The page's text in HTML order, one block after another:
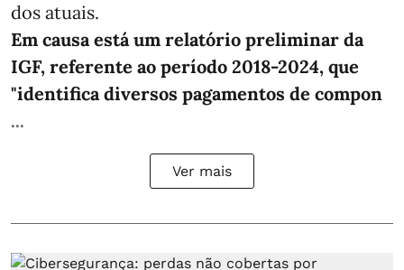
dos atuais.
Em causa está um relatório preliminar da
IGF, referente ao período 2018-2024, que
"identifica diversos pagamentos de compon
...
Ver mais